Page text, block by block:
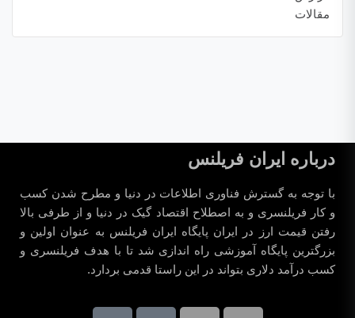
مقالات
درباره ایران فریلنس
با توجه به گسترش فناوری اطلاعات در دنیا و مطرح شدن کسب
و کار فریلنسری و به اصطلاح اقتصاد گیک در دنیا و از طرفی بالا
رفتن قیمت ارز در ایران پایگاه ایران فریلنس به عنوان اولین و
بزرگترین پایگاه آموزشی راه اندازی شد تا با هدف فریلنسری و
کسب درآمد دلاری بتواند در این راستا قدمی بردارد.